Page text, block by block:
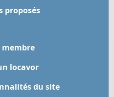
proposés
membre
locavor
du site